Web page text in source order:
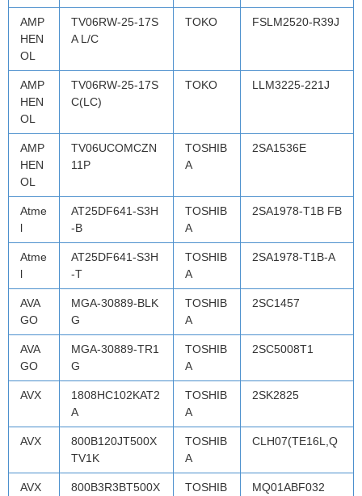
AMP
HEN
OL
TV06RW-25-17S
A L/C
TOKO FSLM2520-R39J
AMP
HEN
OL
TV06RW-25-17S
C(LC)
TOKO LLM3225-221J
AMP
HEN
OL
TV06UCOMCZN
11P
TOSHIB
A
2SA1536E
Atme
l
AT25DF641-S3H
-B
TOSHIB
A
2SA1978-T1B FB
Atme
l
AT25DF641-S3H
-T
TOSHIB
A
2SA1978-T1B-A
AVA
GO
MGA-30889-BLK
G
TOSHIB
A
2SC1457
AVA
GO
MGA-30889-TR1
G
TOSHIB
A
2SC5008T1
AVX
1808HC102KAT2
A
TOSHIB
A
2SK2825
AVX
800B120JT500X
TV1K
TOSHIB
A
CLH07(TE16L,Q
AVX 800B3R3BT500X TOSHIB MQ01ABF032